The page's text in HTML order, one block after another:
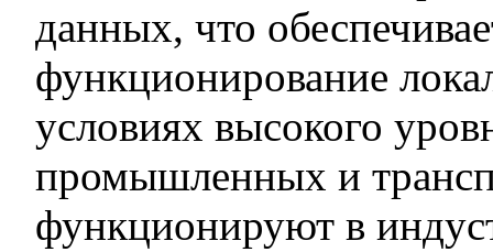
данных, что
функционирование
условиях высокого
промышленных и
функционируют в